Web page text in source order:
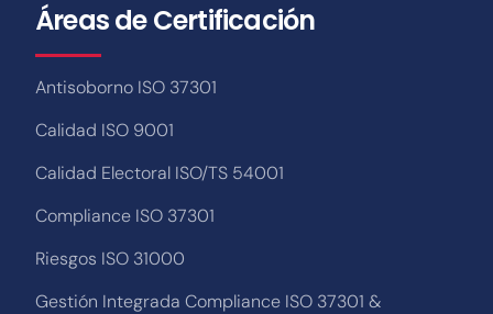
Áreas de Certificación
Antisoborno ISO 37301
Calidad ISO 9001
Calidad Electoral ISO/TS 54001
Compliance ISO 37301
Riesgos ISO 31000
Gestión Integrada Compliance ISO 37301 &